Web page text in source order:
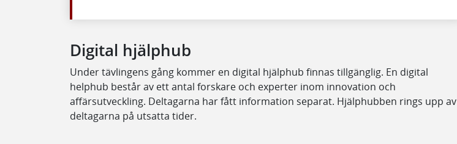
Digital hjälphub
Under tävlingens gång kommer en digital hjälphub finnas tillgänglig. En digital
helphub består av ett antal forskare och experter inom innovation och
affärsutveckling. Deltagarna har fått information separat. Hjälphubben rings upp av
deltagarna på utsatta tider.